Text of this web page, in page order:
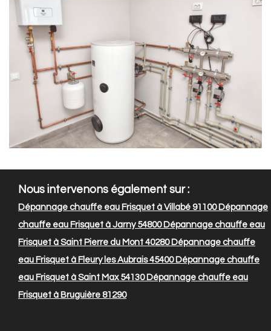
Nous intervenons également sur :
Dépannage chauffe eau Frisquet à Villabé 91100Dépannage
chauffe eau Frisquet à Jarny 54800Dépannage chauffe eau
Frisquet à Saint Pierre du Mont 40280Dépannage chauffe
eau Frisquet à Fleury les Aubrais 45400Dépannage chauffe
eau Frisquet à Saint Max 54130Dépannage chauffe eau
Frisquet à Bruguière 81290